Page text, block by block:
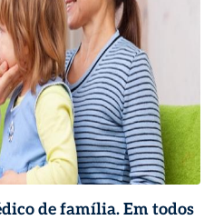
de família. Em todos